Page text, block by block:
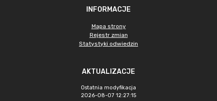
INFORMACJE
Mapa strony
Rejestr zmian
Statystyki odwiedzin
AKTUALIZACJE
Ostatnia modyfikacja
2026-08-07 12:27:15